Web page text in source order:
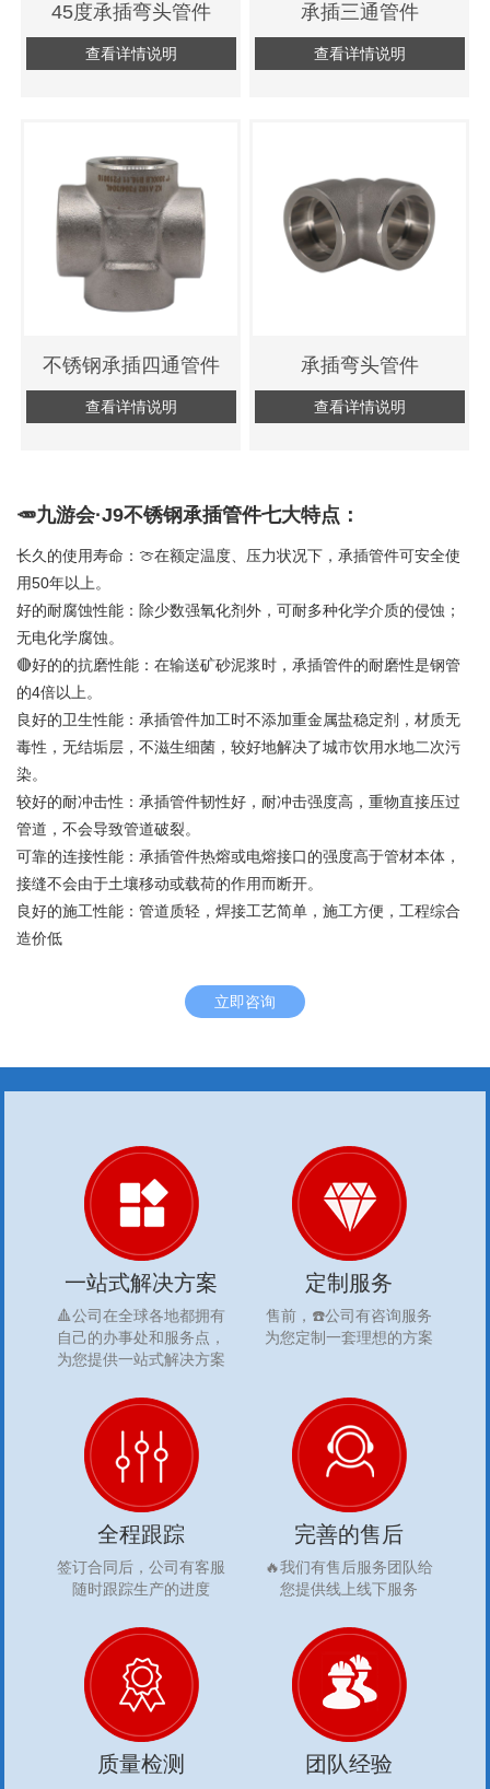
45度承插弯头管件
查看详情说明
承插三通管件
查看详情说明
不锈钢承插四通管件
查看详情说明
承插弯头管件
查看详情说明
🥕九游会·J9不锈钢承插管件七大特点：
长久的使用寿命：🍈在额定温度、压力状况下，承插管件可安全使
用50年以上。
好的耐腐蚀性能：除少数强氧化剂外，可耐多种化学介质的侵蚀；
无电化学腐蚀。
🔴好的的抗磨性能：在输送矿砂泥浆时，承插管件的耐磨性是钢管
的4倍以上。
良好的卫生性能：承插管件加工时不添加重金属盐稳定剂，材质无
毒性，无结垢层，不滋生细菌，较好地解决了城市饮用水地二次污
染。
较好的耐冲击性：承插管件韧性好，耐冲击强度高，重物直接压过
管道，不会导致管道破裂。
可靠的连接性能：承插管件热熔或电熔接口的强度高于管材本体，
接缝不会由于土壤移动或载荷的作用而断开。
良好的施工性能：管道质轻，焊接工艺简单，施工方便，工程综合
造价低
立即咨询
一站式解决方案
🔺公司在全球各地都拥有
自己的办事处和服务点，
为您提供一站式解决方案
定制服务
售前，☎️公司有咨询服务
为您定制一套理想的方案
全程跟踪
签订合同后，公司有客服
随时跟踪生产的进度
完善的售后
🔥我们有售后服务团队给
您提供线上线下服务
质量检测 团队经验